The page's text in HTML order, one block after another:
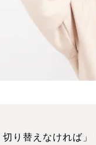
り替えなければ